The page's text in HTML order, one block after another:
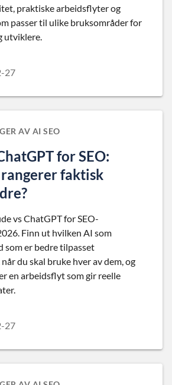
praktiske arbeidsflyter og
passer til ulike bruksområder for
utviklere.
27
AV AI SEO
for SEO:
faktisk
vs ChatGPT for SEO-
Finn ut hvilken AI som
som er bedre tilpasset
du skal bruke hver av dem, og
en arbeidsflyt som gir reelle
27